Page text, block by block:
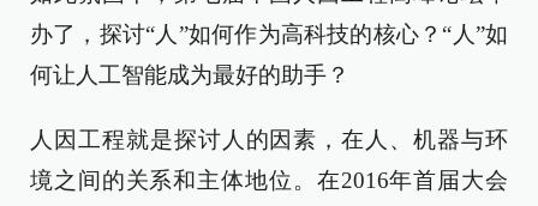
办了，探讨“人”如何作为高科技的核心？“人”如
何让人工智能成为最好的助手？
人因工程就是探讨人的因素，在人、机器与环
境之间的关系和主体地位。在2016年首届大会